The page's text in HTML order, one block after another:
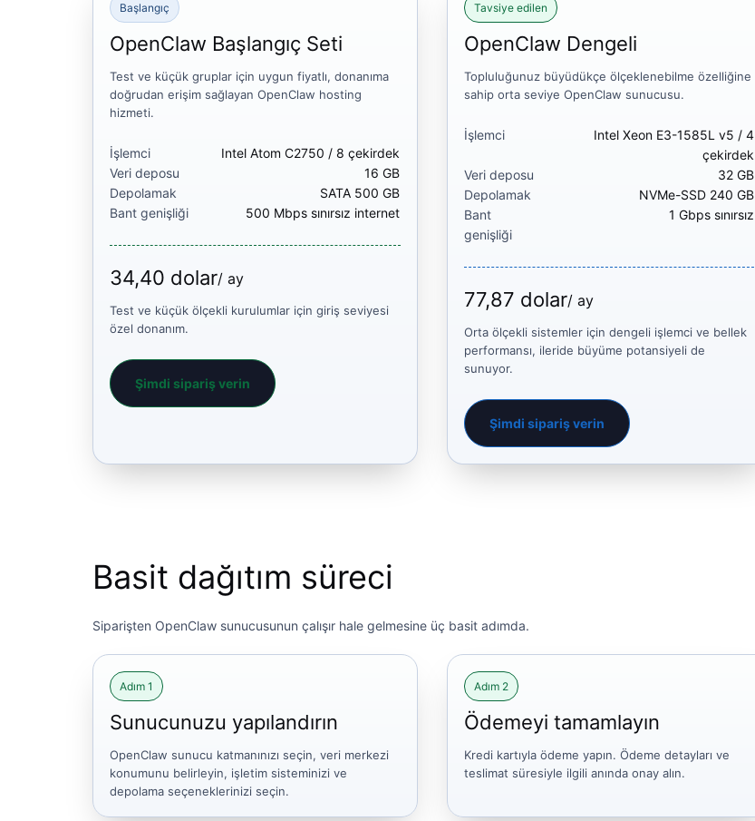
Başlangıç
OpenClaw Başlangıç ​​Seti
Test ve küçük gruplar için uygun fiyatlı, donanıma
doğrudan erişim sağlayan OpenClaw hosting
hizmeti.
İşlemci
Intel Atom C2750 / 8 çekirdek
Veri deposu
16 GB
Depolamak
SATA 500 GB
Bant genişliği
500 Mbps sınırsız internet
34,40 dolar/ ay
Test ve küçük ölçekli kurulumlar için giriş seviyesi
özel donanım.
Şimdi sipariş verin
Tavsiye edilen
OpenClaw Dengeli
Topluluğunuz büyüdükçe ölçeklenebilme özelliğine
sahip orta seviye OpenClaw sunucusu.
İşlemci
Intel Xeon E3-1585L v5 / 4
çekirdek
Veri deposu
32 GB
Depolamak
NVMe-SSD 240 GB
Bant
genişliği
1 Gbps sınırsız
77,87 dolar/ ay
Orta ölçekli sistemler için dengeli işlemci ve bellek
performansı, ileride büyüme potansiyeli de
sunuyor.
Şimdi sipariş verin
Basit dağıtım süreci
Siparişten OpenClaw sunucusunun çalışır hale gelmesine üç basit adımda.
Adım 1
Sunucunuzu yapılandırın
OpenClaw sunucu katmanınızı seçin, veri merkezi
konumunu belirleyin, işletim sisteminizi ve
depolama seçeneklerinizi seçin.
Adım 2
Ödemeyi tamamlayın
Kredi kartıyla ödeme yapın. Ödeme detayları ve
teslimat süresiyle ilgili anında onay alın.